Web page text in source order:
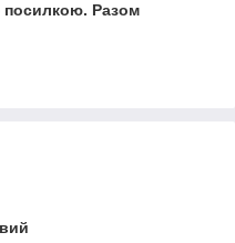
посилкою. Разом